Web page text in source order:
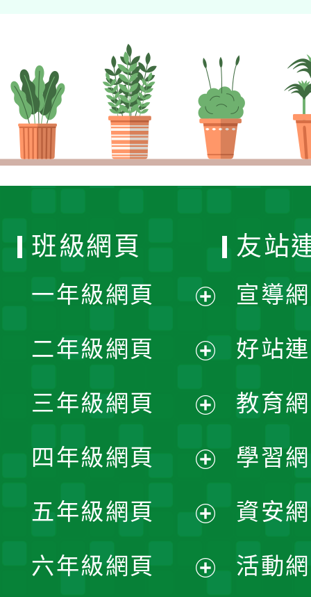
班級網頁
一年級網頁
開
選
單
二年級網頁
開
選
單
三年級網頁
開
選
單
四年級網頁
開
選
五年級網頁
開
六年級網頁
友站
宣導
好站
教育
學習
資安
活動